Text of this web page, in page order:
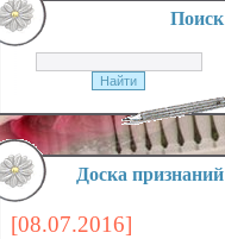
Поиск
Доска признаний
[08.07.2016]